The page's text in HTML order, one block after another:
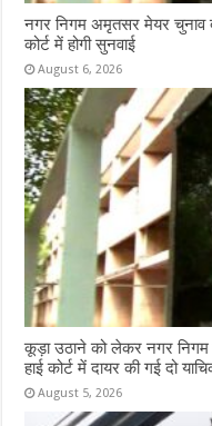
नगर निगम अमृतसर मेयर चुनाव
कोर्ट में होगी सुनवाई
August 6, 2026
कूड़ा उठाने को लेकर नगर निगम
हाई कोर्ट में दायर की गई दो
August 5, 2026